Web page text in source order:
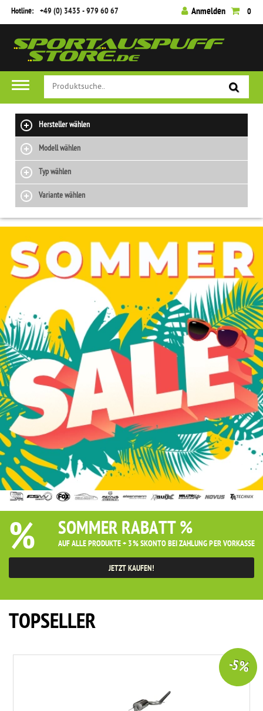
Hotline: +49 (0) 3435 - 979 60 67 Anmelden 0
Hersteller wählen
Modell wählen
Typ wählen
Variante wählen
% SOMMER RABATT %
AUF ALLE PRODUKTE + 3% SKONTO BEI ZAHLUNG PER VORKASSE
JETZT KAUFEN!
TOPSELLER
-5 %